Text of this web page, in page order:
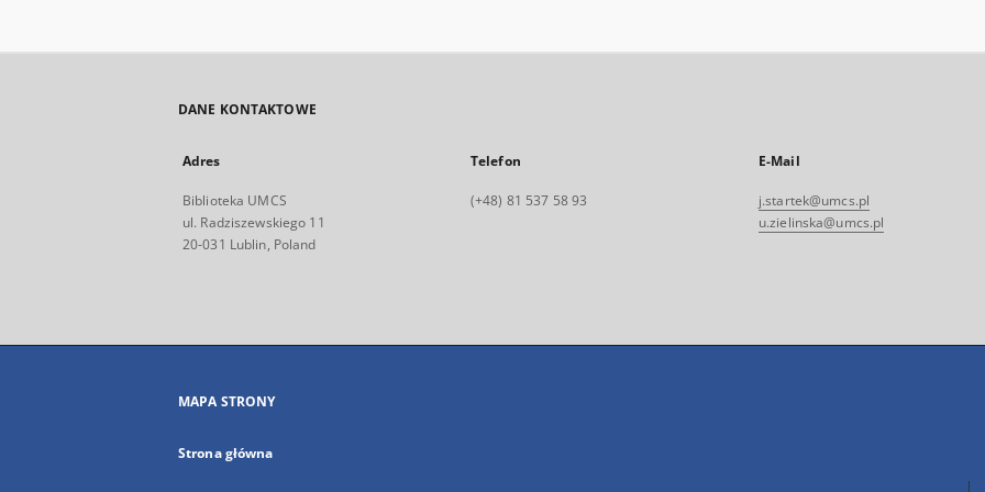
DANE KONTAKTOWE
Adres
Biblioteka UMCS
ul. Radziszewskiego 11
20-031 Lublin, Poland
Telefon
(+48) 81 537 58 93
E-Mail
j.startek@umcs.pl
u.zielinska@umcs.pl
MAPA STRONY
Strona główna